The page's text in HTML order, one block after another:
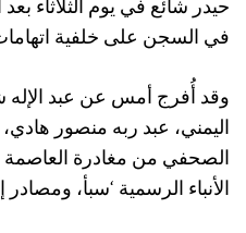
حيدر شائع في يوم الثلاثاء
في السجن على خلفية
وقد أُفرج أمس عن عبد الإله
اليمني، عبد ربه منصور هادي،
الصحفي من مغادرة العاصمة
الأنباء الرسمية ‘سبأ،